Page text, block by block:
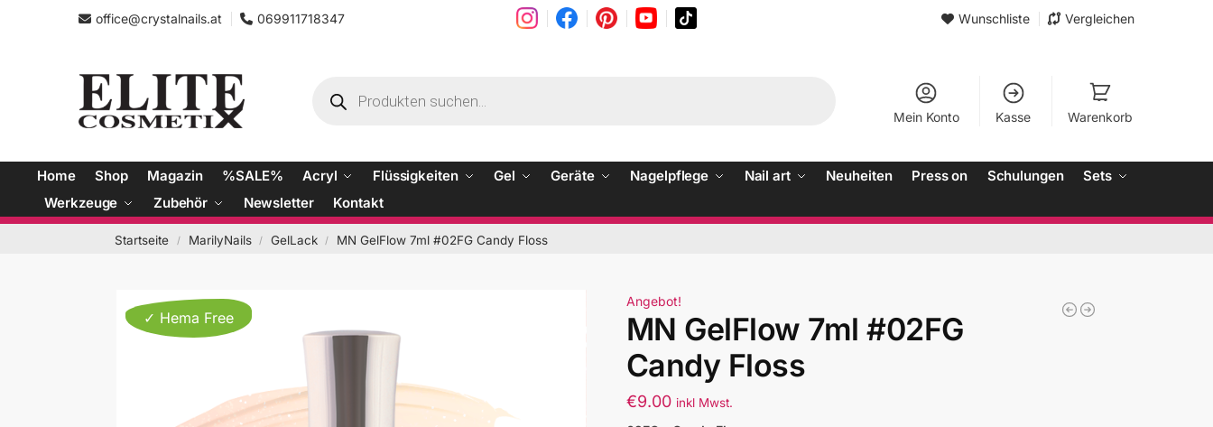
office@crystalnails.at 069911718347 Wunschliste Vergleichen
Mein Konto Kasse Warenkorb
Home Shop Magazin %SALE% Acryl Flüssigkeiten Gel Geräte Nagelpflege Nail art Neuheiten Press on Schulungen
Sets
Werkzeuge
Zubehör Newsletter Kontakt
Startseite / MarilyNails / GelLack / MN GelFlow 7ml #02FG Candy Floss
✓ Hema Free
Angebot!
MN GelFlow 7ml #02FG
Candy Floss
€9.00 inkl Mwst.